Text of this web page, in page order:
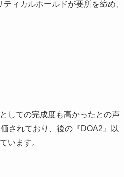
ィカルホールドが要所を締め、
しての完成度も高かったとの声
されており、後の『DOA2』以
います。